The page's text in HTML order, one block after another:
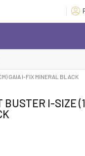
GAIA I-FIX MINERAL BLACK
BUSTER I-SIZE